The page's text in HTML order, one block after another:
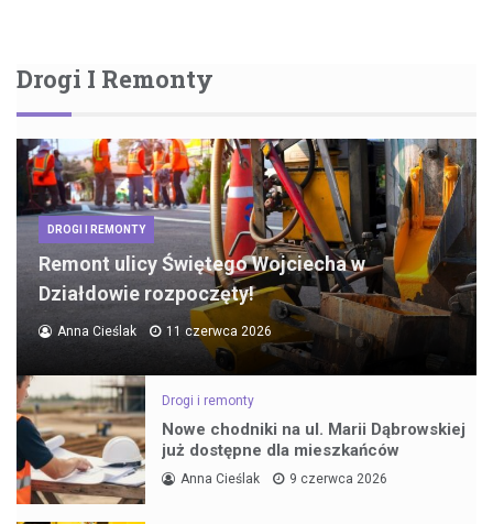
Drogi I Remonty
DROGI I REMONTY
Remont ulicy Świętego Wojciecha w
Działdowie rozpoczęty!
Anna Cieślak 11 czerwca 2026
Drogi i remonty
Nowe chodniki na ul. Marii Dąbrowskiej
już dostępne dla mieszkańców
Anna Cieślak 9 czerwca 2026